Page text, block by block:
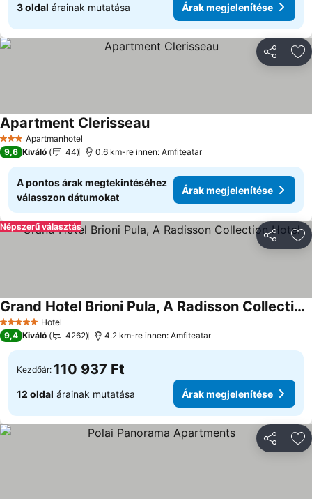
3 oldal árainak mutatása Árak megjelenítése
3 KategóriaApartmanhotel
Apartment Clerisseau
9,6 Kiváló 44 0.6 km-re innen: Amfiteatar
A pontos árak megtekintéséhez
válasszon dátumokat
Árak megjelenítése
Népszerű választás
5 KategóriaHotel
Grand Hotel Brioni Pula, A Radisson Collection Hotel
9,4 Kiváló 4262 4.2 km-re innen: Amfiteatar
Kezdőár: 110 937 Ft
12 oldal árainak mutatása Árak megjelenítése